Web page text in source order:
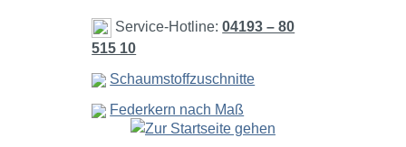
Zum Hauptinhalt springen
Service-Hotline:04193 – 80
515 10
Schaumstoffzuschnitte
Federkern nach Maß